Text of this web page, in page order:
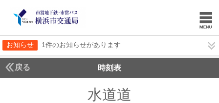
お知らせ 1件のお知らせがあります
戻る 時刻表
水道道